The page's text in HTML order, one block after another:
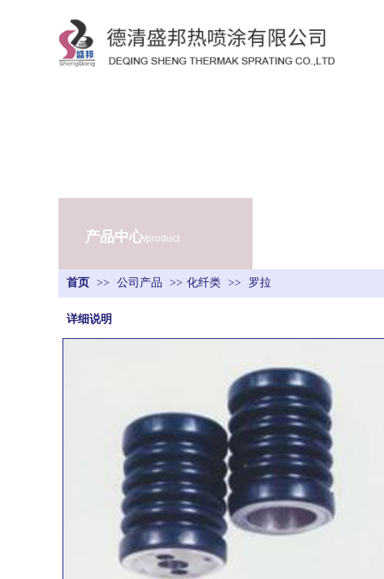
产品中心/product
首页 >> 公司产品 >> 化纤类 >> 罗拉
详细说明